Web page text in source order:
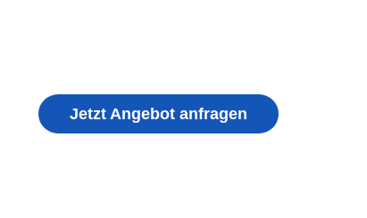
Jetzt Angebot anfragen